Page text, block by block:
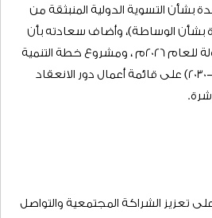
ستعقد يومي الأحد والاثنين الموافق
الجاري، أشار سعادة الشيخ أمين عام
أعضاء مكتب المجلس للنصف الثاني
من الفترة العاشرة (2023-2027) للمجلس، كما ستشهد الجلسة
(نظام) الجمارك الموحد لدول مجلس
بشأن التسوية الدولية المنبثقة من